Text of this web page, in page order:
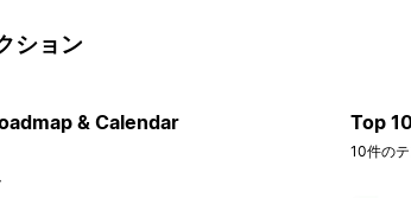
ション
& Calendar
Top
10件の